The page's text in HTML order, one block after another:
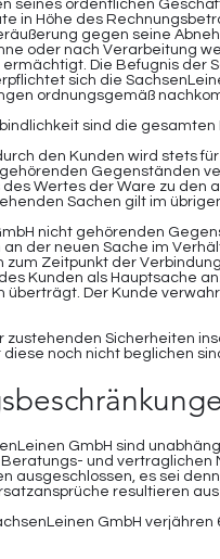
seines ordentlichen
in Höhe des
gegen seine
oder nach Verarbeitung
Die Befugnis der
sich die
ordnungsgemäß
sind die
den Kunden wird stets
Gegenständen
Wertes der Ware zu
Sachen gilt im
nicht gehörenden
der neuen Sache im
Zeitpunkt der
Kunden als Hauptsache
Der Kunde
zustehenden Sicherheiten
noch nicht beglichen
GmbH sind
und vertraglichen
ausgeschlossen, es sei
resultieren
GmbH verjähren